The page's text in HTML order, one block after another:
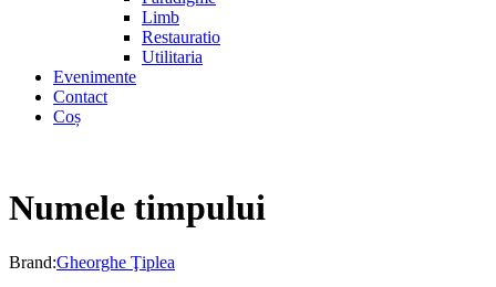
Limb
Restauratio
Utilitaria
Evenimente
Contact
Coș
Numele timpului
Brand:Gheorghe Ţiplea